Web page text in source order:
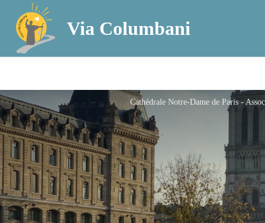
Via Columbani
Cathédrale Notre-Dame de Paris -